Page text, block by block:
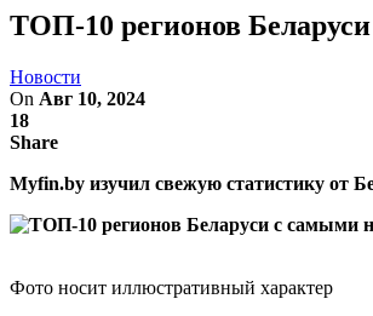
ТОП-10 регионов
Новости
On Авг 10, 2024
18
Share
Myfin.by изучил свежую статистику от
Фото носит иллюстративный характер